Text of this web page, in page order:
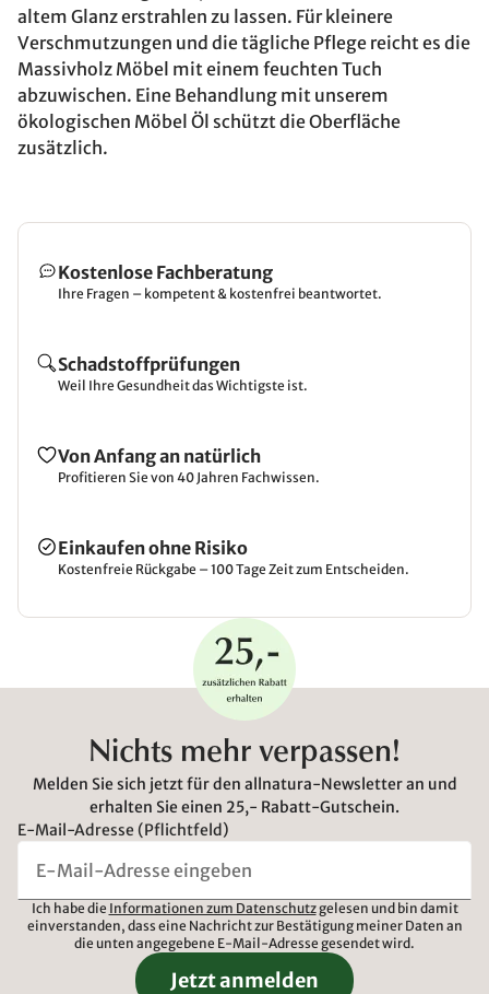
altem Glanz erstrahlen zu lassen. Für kleinere
Verschmutzungen und die tägliche Pflege reicht es die
Massivholz Möbel mit einem feuchten Tuch
abzuwischen. Eine Behandlung mit unserem
ökologischen Möbel Öl schützt die Oberfläche
zusätzlich.
Kostenlose Fachberatung
Ihre Fragen – kompetent & kostenfrei beantwortet.
Schadstoffprüfungen
Weil Ihre Gesundheit das Wichtigste ist.
Von Anfang an natürlich
Profitieren Sie von 40 Jahren Fachwissen.
Einkaufen ohne Risiko
Kostenfreie Rückgabe – 100 Tage Zeit zum Entscheiden.
Nichts mehr verpassen!
Melden Sie sich jetzt für den allnatura-Newsletter an und
erhalten Sie einen 25,- Rabatt-Gutschein.
E-Mail-Adresse (Pflichtfeld)
Ich habe die Informationen zum Datenschutzgelesen und bin damit
einverstanden, dass eine Nachricht zur Bestätigung meiner Daten an
die unten angegebene E-Mail-Adresse gesendet wird.
Jetzt anmelden